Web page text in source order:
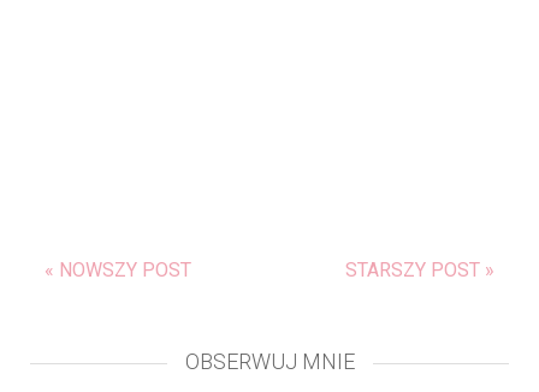
« NOWSZY POST STARSZY POST »
OBSERWUJ MNIE